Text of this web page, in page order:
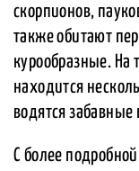
скорпионов,
также обитают
курообразные. На
находится
водятся
С более